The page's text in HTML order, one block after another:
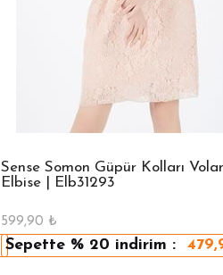
Sense Somon Güpür Kolları
Elbise | Elb31293
599,90 ₺
Sepette % 20 indirim :